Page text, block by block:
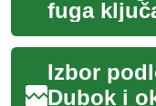
fuga
članak
boje...
Dubok i